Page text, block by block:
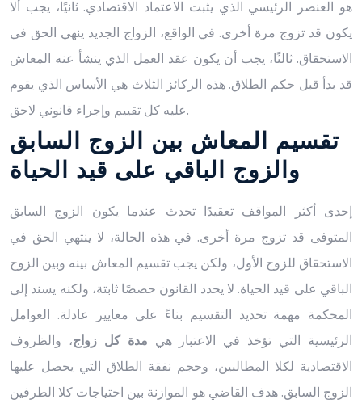
هو العنصر الرئيسي الذي يثبت الاعتماد الاقتصادي. ثانيًا، يجب ألا
يكون قد تزوج مرة أخرى. في الواقع، الزواج الجديد ينهي الحق في
الاستحقاق. ثالثًا، يجب أن يكون عقد العمل الذي ينشأ عنه المعاش
قد بدأ قبل حكم الطلاق. هذه الركائز الثلاث هي الأساس الذي يقوم
عليه كل تقييم وإجراء قانوني لاحق.
تقسيم المعاش بين الزوج السابق
والزوج الباقي على قيد الحياة
إحدى أكثر المواقف تعقيدًا تحدث عندما يكون الزوج السابق
المتوفى قد تزوج مرة أخرى. في هذه الحالة، لا ينتهي الحق في
الاستحقاق للزوج الأول، ولكن يجب تقسيم المعاش بينه وبين الزوج
الباقي على قيد الحياة. لا يحدد القانون حصصًا ثابتة، ولكنه يسند إلى
المحكمة مهمة تحديد التقسيم بناءً على معايير عادلة. العوامل
الرئيسية التي تؤخذ في الاعتبار هي مدة كل زواج، والظروف
الاقتصادية لكلا المطالبين، وحجم نفقة الطلاق التي يحصل عليها
الزوج السابق. هدف القاضي هو الموازنة بين احتياجات كلا الطرفين